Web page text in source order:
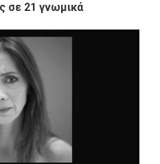
σε 21 γνωμικά